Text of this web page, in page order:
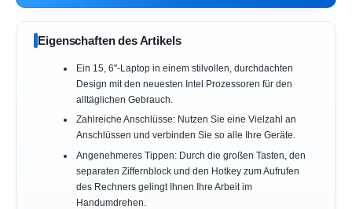
Eigenschaften des Artikels
Ein 15, 6"-Laptop in einem stilvollen, durchdachten
Design mit den neuesten Intel Prozessoren für den
alltäglichen Gebrauch.
Zahlreiche Anschlüsse: Nutzen Sie eine Vielzahl an
Anschlüssen und verbinden Sie so alle Ihre Geräte.
Angenehmeres Tippen: Durch die großen Tasten, den
separaten Ziffernblock und den Hotkey zum Aufrufen
des Rechners gelingt Ihnen Ihre Arbeit im
Handumdrehen.